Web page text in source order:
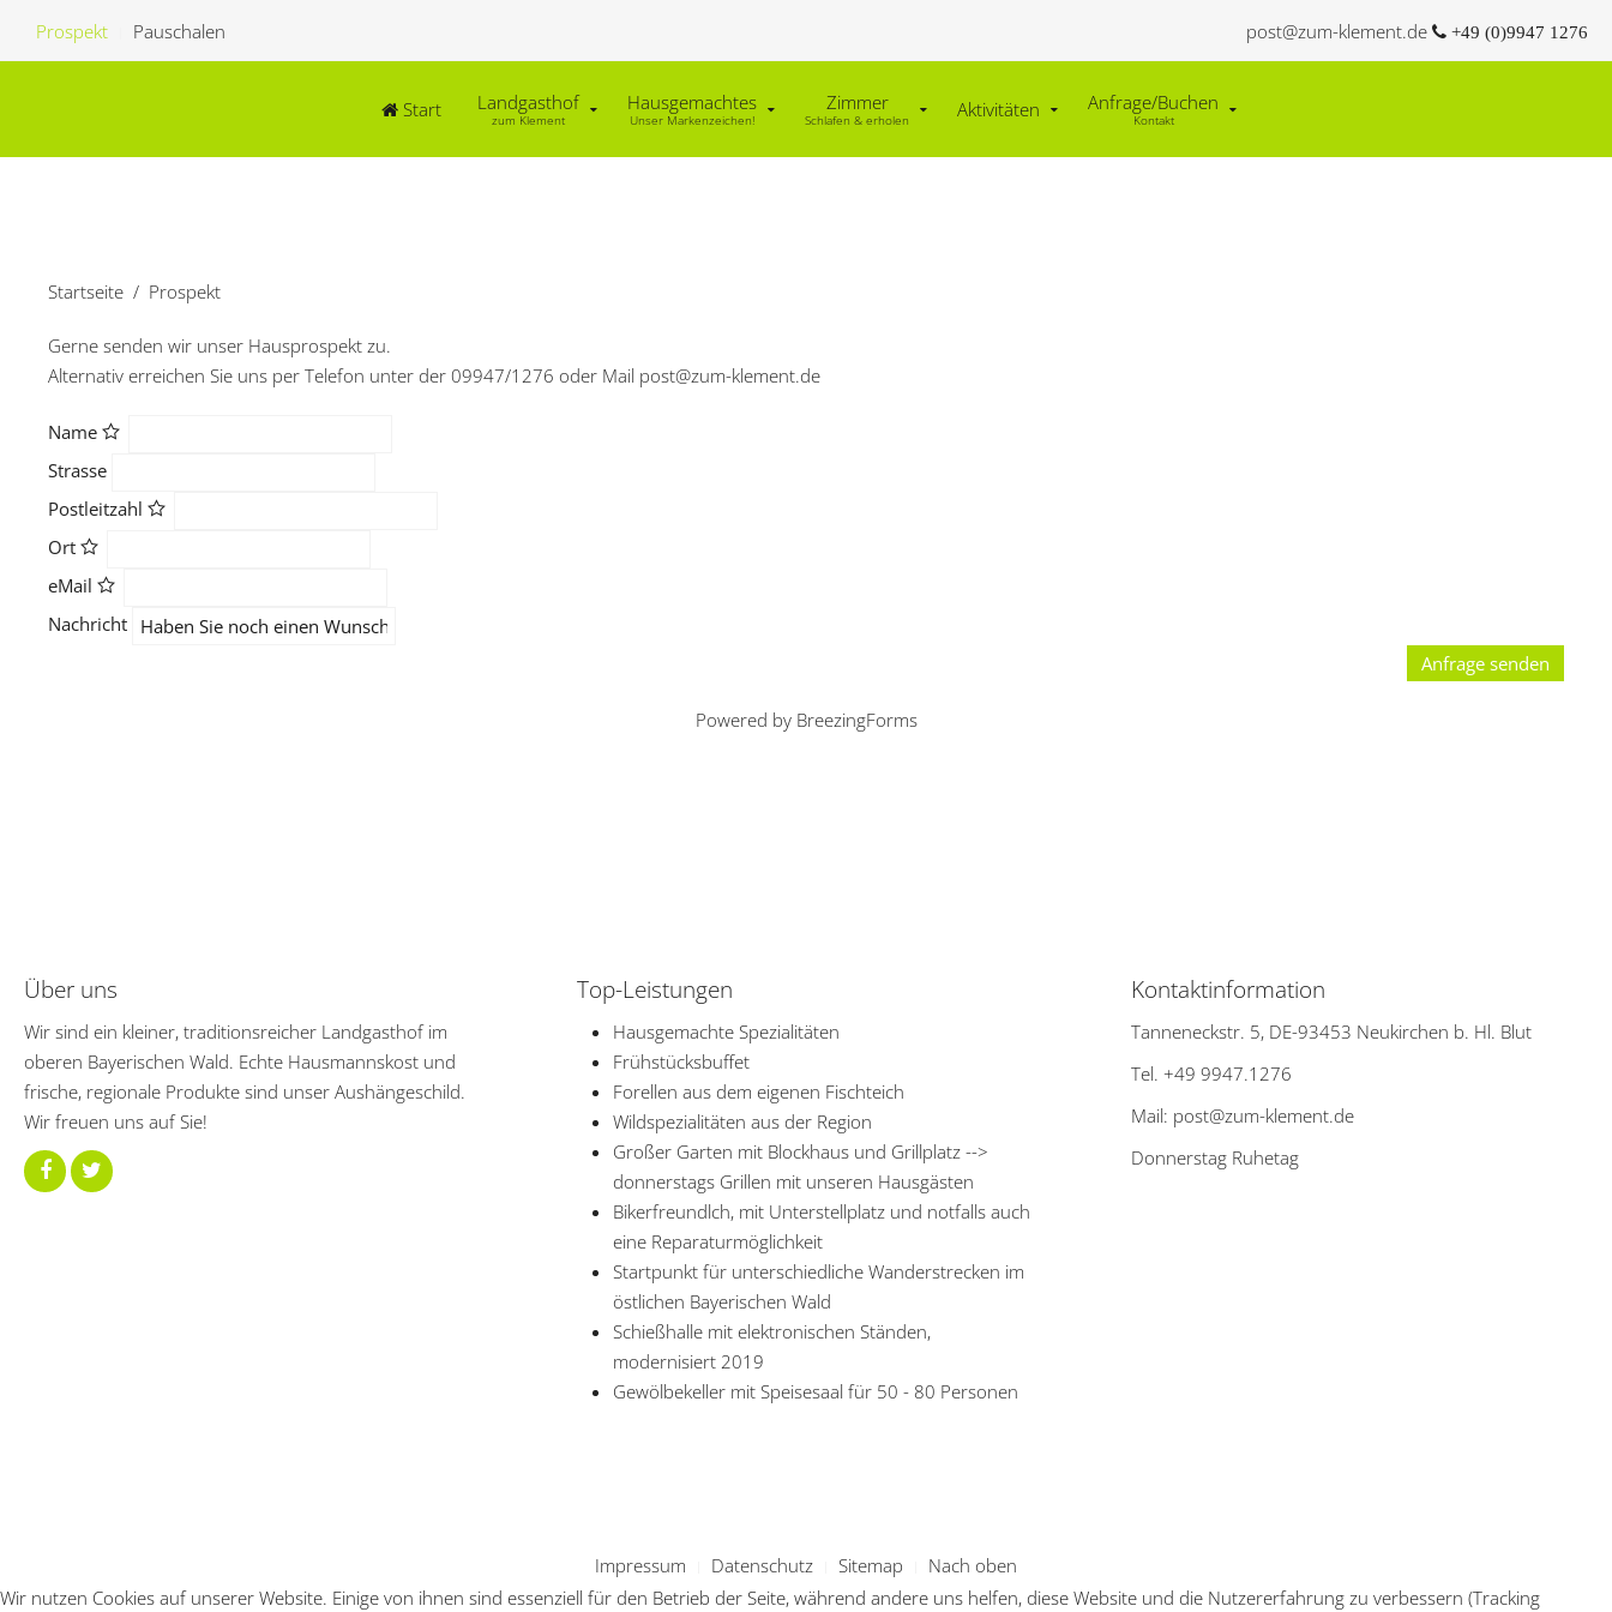
Prospekt Pauschalen post@zum-klement.de +49 (0)9947 1276
Start Landgasthof
zum Klement
Hausgemachtes
Unser Markenzeichen!
Zimmer
Schlafen & erholen Aktivitäten Anfrage/Buchen
Kontakt
Startseite Prospekt
Gerne senden wir unser Hausprospekt zu.
Alternativ erreichen Sie uns per Telefon unter der 09947/1276 oder Mail post@zum-klement.de
Name
Strasse
Postleitzahl
Ort
eMail
Nachricht
Anfrage senden
Powered by BreezingForms
Über uns
Wir sind ein kleiner, traditionsreicher Landgasthof im
oberen Bayerischen Wald. Echte Hausmannskost und
frische, regionale Produkte sind unser Aushängeschild.
Wir freuen uns auf Sie!
Top-Leistungen
Hausgemachte Spezialitäten
Frühstücksbuffet
Forellen aus dem eigenen Fischteich
Wildspezialitäten aus der Region
Großer Garten mit Blockhaus und Grillplatz -->
donnerstags Grillen mit unseren Hausgästen
Bikerfreundlch, mit Unterstellplatz und notfalls auch
eine Reparaturmöglichkeit
Startpunkt für unterschiedliche Wanderstrecken im
östlichen Bayerischen Wald
Schießhalle mit elektronischen Ständen,
modernisiert 2019
Gewölbekeller mit Speisesaal für 50 - 80 Personen
Kontaktinformation
Tanneneckstr. 5, DE-93453 Neukirchen b. Hl. Blut
Tel. +49 9947.1276
Mail: post@zum-klement.de
Donnerstag Ruhetag
Impressum Datenschutz Sitemap
Nach oben
Wir nutzen Cookies auf unserer Website. Einige von ihnen sind essenziell für den Betrieb der Seite, während andere uns helfen, diese Website und die Nutzererfahrung zu verbessern (Tracking